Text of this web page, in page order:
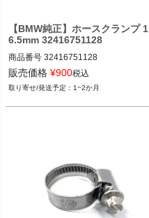
【BMW純正】ホースクランプ 1
6.5mm 32416751128
商品番号 32416751128
32416751128
販売価格 ¥900税込
1~2か月